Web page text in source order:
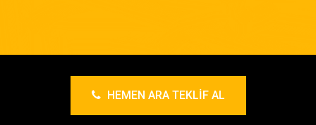
HEMEN ARA TEKLIF AL